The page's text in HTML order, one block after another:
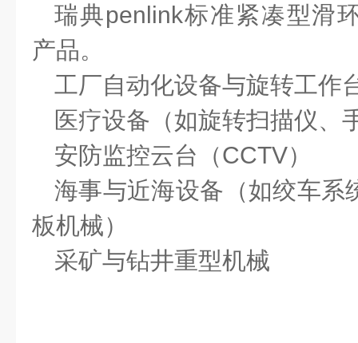
瑞典penlink标准紧凑型滑
产品。
工厂自动化设备与旋转工作
医疗设备（如旋转扫描仪、
安防监控云台（CCTV）
海事与近海设备（如绞车系
板机械）
采矿与钻井重型机械